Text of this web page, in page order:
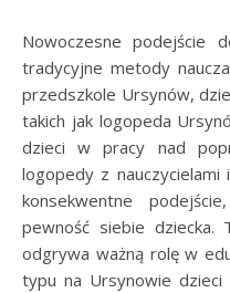
Nowoczesne podejście
tradycyjne metody
przedszkole Ursynów,
takich jak logopeda
dzieci w pracy nad
logopedy z
konsekwentne
pewność siebie dziecka.
odgrywa ważną rolę w
typu na Ursynowie